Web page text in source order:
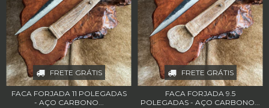
FRETE GRÁTIS
FACA FORJADA 11 POLEGADAS
- AÇO CARBONO...
FRETE GRÁTIS
FACA FORJADA 9.5
POLEGADAS - AÇO CARBONO...